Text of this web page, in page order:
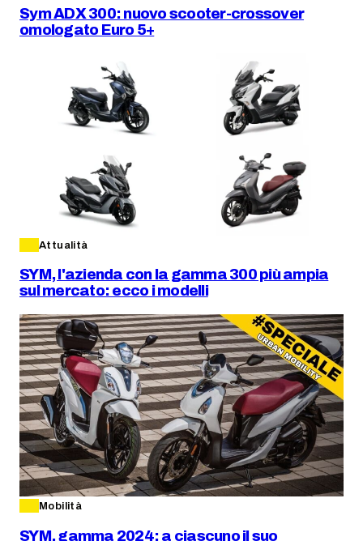
Sym ADX 300: nuovo scooter-crossover
omologato Euro 5+
Attualità
SYM, l'azienda con la gamma 300 più ampia
sul mercato: ecco i modelli
Mobilità
SYM, gamma 2024: a ciascuno il suo